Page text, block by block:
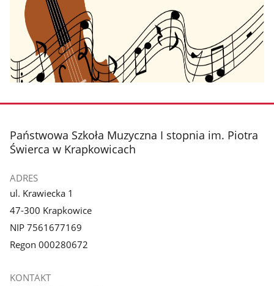
stopka
Państwowa Szkoła Muzyczna I stopnia im. Piotra
Świerca w Krapkowicach
ADRES
ul. Krawiecka 1
47-300 Krapkowice
NIP 7561677169
Regon 000280672
KONTAKT